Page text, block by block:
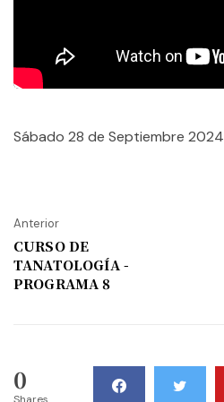
Sábado 28 de Septiembre 2024
Anterior
CURSO DE
TANATOLOGÍA -
PROGRAMA 8
0